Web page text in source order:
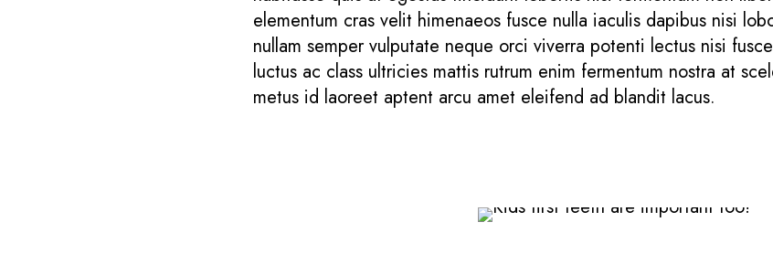
elementum cras velit himenaeos fusce nulla iaculis dapibus nisi
nullam semper vulputate neque orci viverra potenti lectus nisi
luctus ac class ultricies mattis rutrum enim fermentum nostra at
metus id laoreet aptent arcu amet eleifend ad blandit lacus.